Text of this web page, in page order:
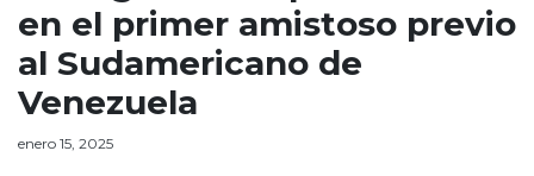
en el primer amistoso previo
al Sudamericano de
Venezuela
enero 15, 2025